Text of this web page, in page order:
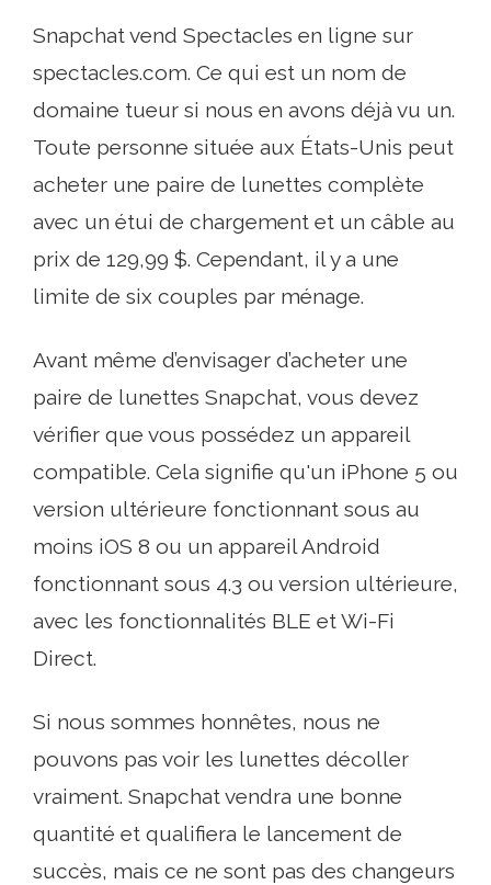
Snapchat vend Spectacles en ligne sur
spectacles.com. Ce qui est un nom de
domaine tueur si nous en avons déjà vu un.
Toute personne située aux États-Unis peut
acheter une paire de lunettes complète
avec un étui de chargement et un câble au
prix de 129,99 $. Cependant, il y a une
limite de six couples par ménage.
Avant même d’envisager d’acheter une
paire de lunettes Snapchat, vous devez
vérifier que vous possédez un appareil
compatible. Cela signifie qu'un iPhone 5 ou
version ultérieure fonctionnant sous au
moins iOS 8 ou un appareil Android
fonctionnant sous 4.3 ou version ultérieure,
avec les fonctionnalités BLE et Wi-Fi
Direct.
Si nous sommes honnêtes, nous ne
pouvons pas voir les lunettes décoller
vraiment. Snapchat vendra une bonne
quantité et qualifiera le lancement de
succès, mais ce ne sont pas des changeurs